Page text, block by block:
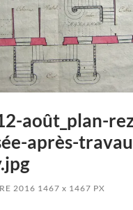
août_plan-
après-
2016 1467x 1467 PX